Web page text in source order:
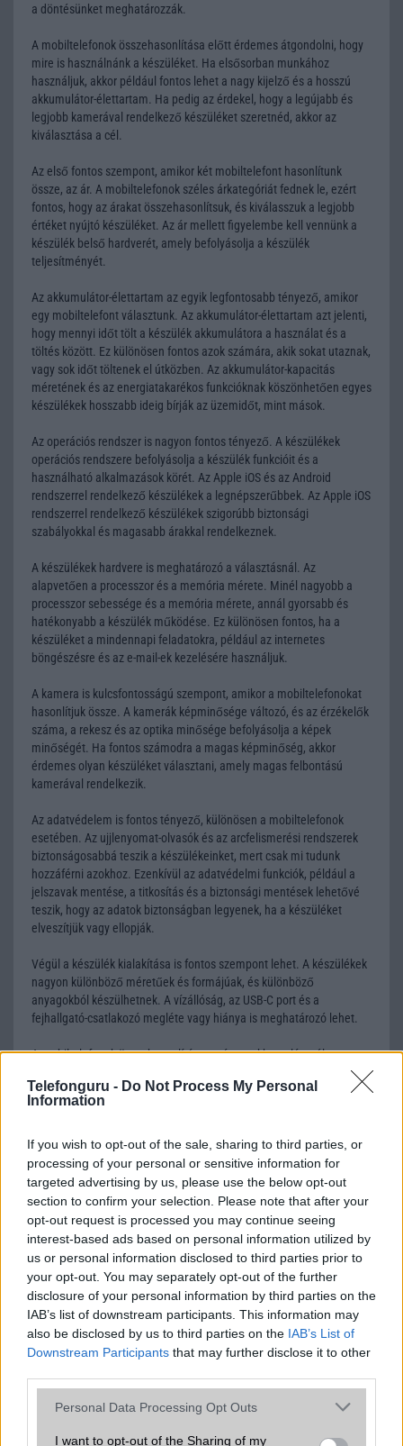
Telefonguru - Do Not Process My Personal
Information
If you wish to opt-out of the sale, sharing to third parties, or
processing of your personal or sensitive information for
targeted advertising by us, please use the below opt-out
section to confirm your selection. Please note that after your
opt-out request is processed you may continue seeing
interest-based ads based on personal information utilized by
us or personal information disclosed to third parties prior to
your opt-out. You may separately opt-out of the further
disclosure of your personal information by third parties on the
IAB’s list of downstream participants. This information may
also be disclosed by us to third parties on the IAB’s List of
Downstream Participants that may further disclose it to other
Please note that this website/app uses one or more Google
not limited to your visit or usage behaviour. You may click to
Personal Data Processing Opt Outs
I want to opt-out of the Sharing of my
a döntésünket meghatározzák.
A mobiltelefonok összehasonlítása előtt érdemes átgondolni, hogy
mire is használnánk a készüléket. Ha elsősorban munkához
használjuk, akkor például fontos lehet a nagy kijelző és a hosszú
akkumulátor-élettartam. Ha pedig az érdekel, hogy a legújabb és
legjobb kamerával rendelkező készüléket szeretnéd, akkor az
kiválasztása a cél.
Az első fontos szempont, amikor két mobiltelefont hasonlítunk
össze, az ár. A mobiltelefonok széles árkategóriát fednek le, ezért
fontos, hogy az árakat összehasonlítsuk, és kiválasszuk a legjobb
értéket nyújtó készüléket. Az ár mellett figyelembe kell vennünk a
készülék belső hardverét, amely befolyásolja a készülék
teljesítményét.
Az akkumulátor-élettartam az egyik legfontosabb tényező, amikor
egy mobiltelefont választunk. Az akkumulátor-élettartam azt jelenti,
hogy mennyi időt tölt a készülék akkumulátora a használat és a
töltés között. Ez különösen fontos azok számára, akik sokat utaznak,
vagy sok időt töltenek el útközben. Az akkumulátor-kapacitás
méretének és az energiatakarékos funkcióknak köszönhetően egyes
készülékek hosszabb ideig bírják az üzemidőt, mint mások.
Az operációs rendszer is nagyon fontos tényező. A készülékek
operációs rendszere befolyásolja a készülék funkcióit és a
használható alkalmazások körét. Az Apple iOS és az Android
rendszerrel rendelkező készülékek a legnépszerűbbek. Az Apple iOS
rendszerrel rendelkező készülékek szigorúbb biztonsági
szabályokkal és magasabb árakkal rendelkeznek.
A készülékek hardvere is meghatározó a választásnál. Az
alapvetően a processzor és a memória mérete. Minél nagyobb a
processzor sebessége és a memória mérete, annál gyorsabb és
hatékonyabb a készülék működése. Ez különösen fontos, ha a
készüléket a mindennapi feladatokra, például az internetes
böngészésre és az e-mail-ek kezelésére használjuk.
A kamera is kulcsfontosságú szempont, amikor a mobiltelefonokat
hasonlítjuk össze. A kamerák képminősége változó, és az érzékelők
száma, a rekesz és az optika minősége befolyásolja a képek
minőségét. Ha fontos számodra a magas képminőség, akkor
érdemes olyan készüléket választani, amely magas felbontású
kamerával rendelkezik.
Az adatvédelem is fontos tényező, különösen a mobiltelefonok
esetében. Az ujjlenyomat-olvasók és az arcfelismerési rendszerek
biztonságosabbá teszik a készülékeinket, mert csak mi tudunk
hozzáférni azokhoz. Ezenkívül az adatvédelmi funkciók, például a
jelszavak mentése, a titkosítás és a biztonsági mentések lehetővé
teszik, hogy az adatok biztonságban legyenek, ha a készüléket
elveszítjük vagy ellopják.
Végül a készülék kialakítása is fontos szempont lehet. A készülékek
nagyon különböző méretűek és formájúak, és különböző
anyagokból készülhetnek. A vízállóság, az USB-C port és a
fejhallgató-csatlakozó megléte vagy hiánya is meghatározó lehet.
A mobiltelefonok összehasonlítása az ár, az akkumulátor-élettartam,
az operációs rendszer, a hardver, a kamera, az adatvédelem és a
kialakítás szempontjából döntő fontosságú lehet. Ezek a
szempontok kritikusak ahhoz, hogy megtaláljuk azokat a
elvárásainknak.
Végül azt is fontos tudni, hogy a mobiltelefonok összehasonlítása
során minden felhasználó egyéni preferenciákkal rendelkezik, így a
választásuk eltérhet. Azonban azok, akik számára fontos a nagyobb
kijelző, hosszabb üzemidő, hatékony
MOBILTELEFON MÁRKÁK
Apple
Honor
Huawei